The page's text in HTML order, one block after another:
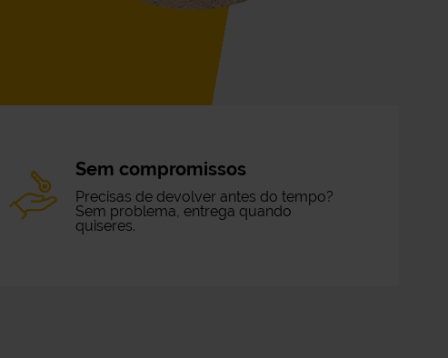
Sem compromissos
Precisas de devolver antes do tempo?
Sem problema, entrega quando
quiseres.